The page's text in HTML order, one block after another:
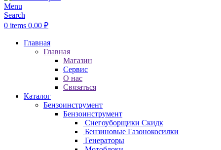
Menu
Search
0 items 0,00 ₽
Главная
Главная
Магазин
Сервис
О нас
Связаться
Каталог
Бензоинструмент
Бензоинструмент
Снегоуборщики Скидк
Бензиновые Газонокосилки
Генераторы